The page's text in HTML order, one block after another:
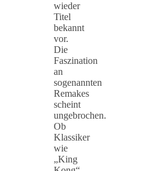
wieder
Titel
bekannt
vor.
Die
Faszination
an
sogenannten
Remakes
scheint
ungebrochen.
Ob
Klassiker
wie
„King